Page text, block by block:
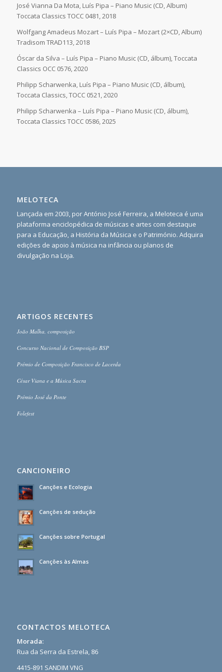
José Vianna Da Mota, Luís Pipa – Piano Music (CD, Album)
Toccata Classics TOCC 0481, 2018
Wolfgang Amadeus Mozart – Luís Pipa – Mozart (2×CD, Album)
Tradisom TRAD113, 2018
Óscar da Silva – Luís Pipa – Piano Music (CD, álbum), Toccata
Classics OCC 0576, 2020
Philipp Scharwenka, Luís Pipa – Piano Music (CD, álbum),
Toccata Classics, TOCC 0521, 2020
Philipp Scharwenka – Luís Pipa – Piano Music (CD, álbum),
Toccata Classics TOCC 0586, 2025
MELOTECA
Lançada em 2003, por António José Ferreira, a Meloteca é uma
plataforma enciclopédica de músicas e artes com destaque
para a Educação, a História da Música e o Património. Adquira
edições de apoio à música na infância ou planos de
divulgação na Loja.
ARTIGOS RECENTES
João Malha, composição
Concurso Nacional de Composição BSP
Prémio de Composição Francisco de Lacerda
César Viana e a Música Sacra
Prémio José da Ponte
Folefest
CANCIONEIRO
Canções e Ecologia
Canções de sedução
Canções sobre Portugal
Canções às Almas
CONTACTOS MELOTECA
Morada:
Rua da Serra da Estrela, 86
4415-891 SANDIM VNG